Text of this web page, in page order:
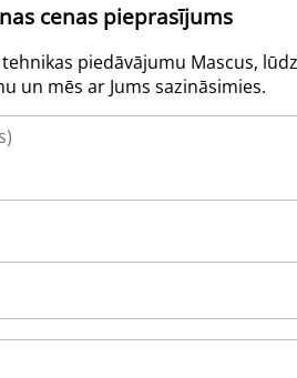
cenas pieprasījums
piedāvājumu Mascus,
un mēs ar Jums sazināsimies.